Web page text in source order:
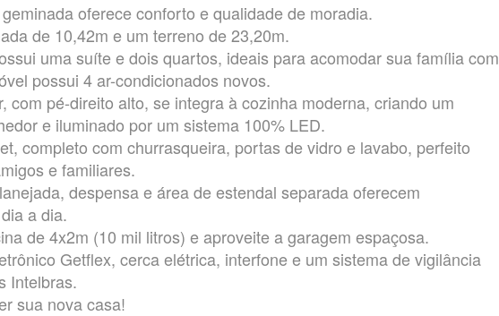
oferece conforto e qualidade de moradia.
de 10,42m e um terreno de 23,20m.
uma suíte e dois quartos, ideais para acomodar sua família com
possui 4 ar-condicionados novos.
com pé-direito alto, se integra à cozinha moderna, criando um
e iluminado por um sistema 100% LED.
completo com churrasqueira, portas de vidro e lavabo, perfeito
e familiares.
despensa e área de estendal separada oferecem
a dia.
de 4x2m (10 mil litros) e aproveite a garagem espaçosa.
Getflex, cerca elétrica, interfone e um sistema de vigilância
Intelbras.
sua nova casa!